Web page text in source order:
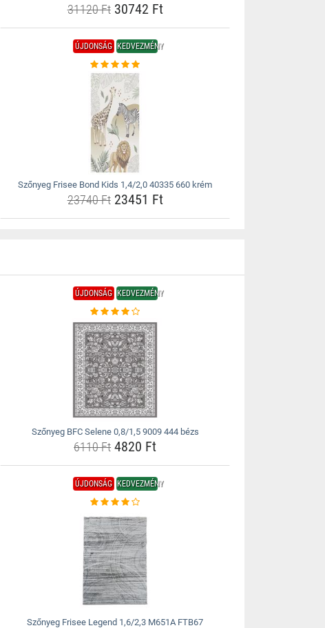
31120 Ft30742 Ft
ÚJDONSÁG KEDVEZMÉNY
Szőnyeg Frisee Bond Kids 1,4/2,0 40335 660 krém
23740 Ft23451 Ft
ÚJDONSÁG KEDVEZMÉNY
Szőnyeg BFC Selene 0,8/1,5 9009 444 bézs
6110 Ft 4820 Ft
ÚJDONSÁG KEDVEZMÉNY
Szőnyeg Frisee Legend 1,6/2,3 M651A FTB67